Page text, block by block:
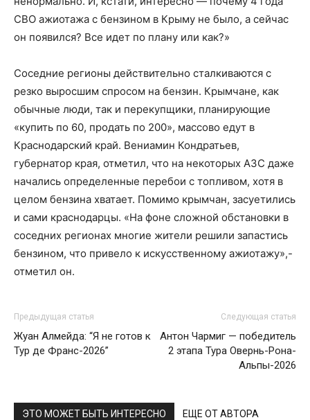
СВО ажиотажа с бензином в Крыму не было, а сейчас
он появился? Все идет по плану или как?»
Соседние регионы действительно сталкиваются с
резко выросшим спросом на бензин. Крымчане, как
обычные люди, так и перекупщики, планирующие
«купить по 60, продать по 200», массово едут в
Краснодарский край. Вениамин Кондратьев,
губернатор края, отметил, что на некоторых АЗС даже
начались определенные перебои с топливом, хотя в
целом бензина хватает. Помимо крымчан, засуетились
и сами краснодарцы. «На фоне сложной обстановки в
соседних регионах многие жители решили запастись
бензином, что привело к искусственному ажиотажу»,-
отметил он.
Предыдущая статья
Жуан Алмейда: “Я не готов к
Тур де Франс-2026”
Следующая статья
Антон Чармиг — победитель
2 этапа Тура Овернь-Рона-
Альпы-2026
ЭТО МОЖЕТ БЫТЬ ИНТЕРЕСНО ЕЩЕ ОТ АВТОРА